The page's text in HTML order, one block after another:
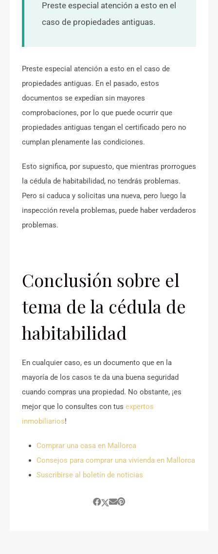
Preste especial atención a esto en el
caso de propiedades antiguas.
Preste especial atención a esto en el caso de
propiedades antiguas. En el pasado, estos
documentos se expedían sin mayores
comprobaciones, por lo que puede ocurrir que
propiedades antiguas tengan el certificado pero no
cumplan plenamente las condiciones.
Esto significa, por supuesto, que mientras prorrogues
la cédula de habitabilidad, no tendrás problemas.
Pero si caduca y solicitas una nueva, pero luego la
inspección revela problemas, puede haber verdaderos
problemas.
Conclusión sobre el
tema de la cédula de
habitabilidad
En cualquier caso, es un documento que en la
mayoría de los casos te da una buena seguridad
cuando compras una propiedad. No obstante, ¡es
mejor que lo consultes con tus expertos
inmobiliarios!
Comprar una casa en Mallorca
Consejos para comprar una vivienda en Mallorca
Suscribirse al boletín de noticias